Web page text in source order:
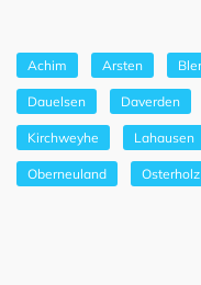
Achim Arsten
Dauelsen Daverden
Kirchweyhe Lahausen
Oberneuland Osterholz